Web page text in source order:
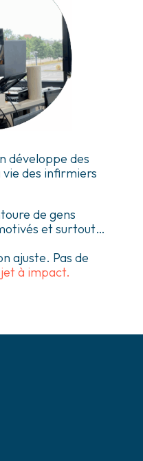
développe des
des infirmiers
de gens
et surtout…
ajuste. Pas de
à impact.